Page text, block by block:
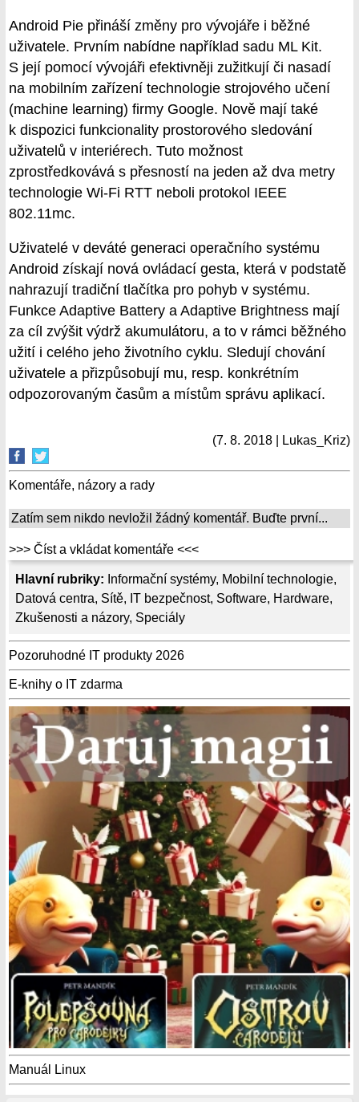
Hlavní rubriky: Informační systémy, Mobilní technologie,
Datová centra, Sítě, IT bezpečnost, Software, Hardware,
Zkušenosti a názory, Speciály
Pozoruhodné IT produkty 2026
E-knihy o IT zdarma
Manuál Linux
Android Pie přináší změny pro vývojáře i běžné
uživatele. Prvním nabídne například sadu ML Kit.
S její pomocí vývojáři efektivněji zužitkují či nasadí
na mobilním zařízení technologie strojového učení
(machine learning) firmy Google. Nově mají také
k dispozici funkcionality prostorového sledování
uživatelů v interiérech. Tuto možnost
zprostředkovává s přesností na jeden až dva metry
technologie Wi-Fi RTT neboli protokol IEEE
802.11mc.
Uživatelé v deváté generaci operačního systému
Android získají nová ovládací gesta, která v podstatě
nahrazují tradiční tlačítka pro pohyb v systému.
Funkce Adaptive Battery a Adaptive Brightness mají
za cíl zvýšit výdrž akumulátoru, a to v rámci běžného
užití i celého jeho životního cyklu. Sledují chování
uživatele a přizpůsobují mu, resp. konkrétním
odpozorovaným časům a místům správu aplikací.
(7. 8. 2018 | Lukas_Kriz)
Komentáře, názory a rady
Zatím sem nikdo nevložil žádný komentář. Buďte první...
>>> Číst a vkládat komentáře <<<